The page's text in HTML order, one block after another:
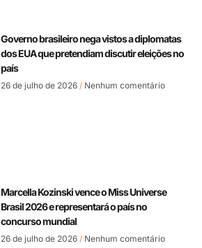
Governo brasileiro nega vistos a diplomatas
dos EUA que pretendiam discutir eleições no
país
26 de julho de 2026 Nenhum comentário
Marcella Kozinski vence o Miss Universe
Brasil 2026 e representará o país no
concurso mundial
26 de julho de 2026 Nenhum comentário